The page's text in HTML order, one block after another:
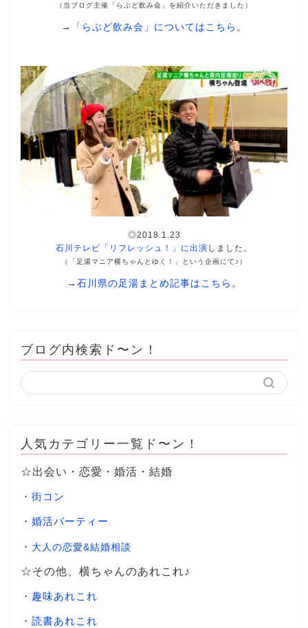
（当ブログ主催「らぶど飲み会」を紹介いただきました）
→ 「らぶど飲み会」についてはこちら 。
◎2018.1.23
石川テレビ「リフレッシュ！」に出演 しました。
（「足湯マニア横ちゃんとゆく！」という企画にて♪）
→ 石川県の足湯まとめ記事はこちら 。
ブログ内検索ド〜ン！
人気カテゴリー一覧ド〜ン！
☆出会い・恋愛・婚活・結婚
・ 街コン
・ 婚活パーティー
・ 大人の恋愛&結婚相談
☆その他、横ちゃんのあれこれ♪
・ 趣味あれこれ
・ 読書あれこれ